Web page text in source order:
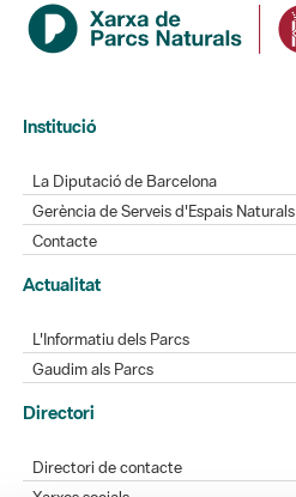
Institució
La Diputació de Barcelona
Gerència de Serveis d'Espais Naturals
Contacte
Actualitat
L'Informatiu dels Parcs
Gaudim als Parcs
Directori
Directori de contacte